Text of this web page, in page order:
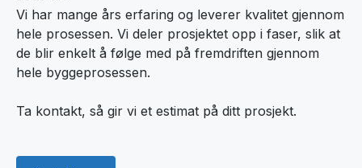
Vi har mange års erfaring og leverer kvalitet gjennom
hele prosessen. Vi deler prosjektet opp i faser, slik at
de blir enkelt å følge med på fremdriften gjennom
hele byggeprosessen.
Ta kontakt, så gir vi et estimat på ditt prosjekt.